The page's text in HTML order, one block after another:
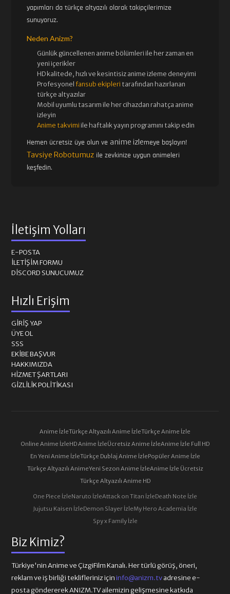
yapımları da türkçe altyazılı olarak takipçilerimize
sunuyoruz.
Neden Anizm?
Günlük güncellenen anime bölümleri ile her zaman en
yeni içerikler
HD kalitede, hızlı ve kesintisiz anime izleme deneyimi
Profesyonelfansub ekipleri tarafından hazırlanan
türkçe altyazılar
Mobil uyumlu tasarım ile her cihazdan rahatça anime
izleyin
Anime takvimi ile haftalık yayın programını takip edin
Hemen ücretsiz üye olun ve anime izlemeye başlayın!
Tavsiye Robotumuz ile zevkinize uygun animeleri
keşfedin.
Biz Kimiz?
Türkiye'nin Anime ve ÇizgiFilm Kanalı. Her türlü görüş, öneri,
reklam ve iş birliği teklifleriniz içininfo@anizm.tvadresine e-
posta göndererek ANIZM.TV ailemizin gelişmesine katkıda
İletişim Yolları
E-POSTA
İLETIŞIM FORMU
DISCORD SUNUCUMUZ
Hızlı Erişim
GIRIŞ YAP
ÜYE OL
SSS
EKIBE BAŞVUR
HAKKIMIZDA
HIZMET ŞARTLARI
GIZLILIK POLITIKASI
Anime İzleTürkçe Altyazılı Anime İzleTürkçe Anime İzle
Online Anime İzleHD Anime İzleÜcretsiz Anime İzleAnime İzle Full HD
En Yeni Anime İzleTürkçe Dublaj Anime İzlePopüler Anime İzle
Türkçe Altyazılı AnimeYeni Sezon Anime İzleAnime İzle Ücretsiz
Türkçe Altyazılı Anime HD
One Piece İzleNaruto İzleAttack on Titan İzleDeath Note İzle
Jujutsu Kaisen İzleDemon Slayer İzleMy Hero Academia İzle
Spy x Family İzle